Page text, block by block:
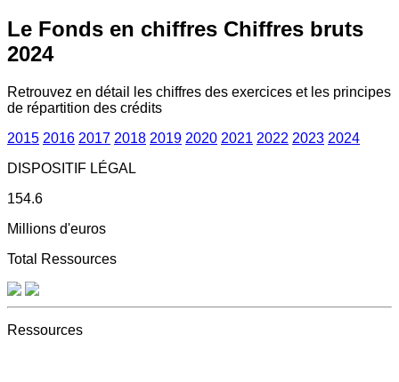
Le Fonds en chiffres Chiffres bruts
2024
Retrouvez en détail les chiffres des exercices et les principes
de répartition des crédits
2015 2016 2017 2018 2019 2020 2021 2022 2023 2024
DISPOSITIF LÉGAL
154.6
Millions d'euros
Total Ressources
Ressources